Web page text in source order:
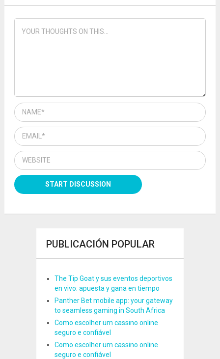
PUBLICACIÓN POPULAR
The Tip Goat y sus eventos deportivos
en vivo: apuesta y gana en tiempo
Panther Bet mobile app: your gateway
to seamless gaming in South Africa
Como escolher um cassino online
seguro e confiável
Como escolher um cassino online
seguro e confiável